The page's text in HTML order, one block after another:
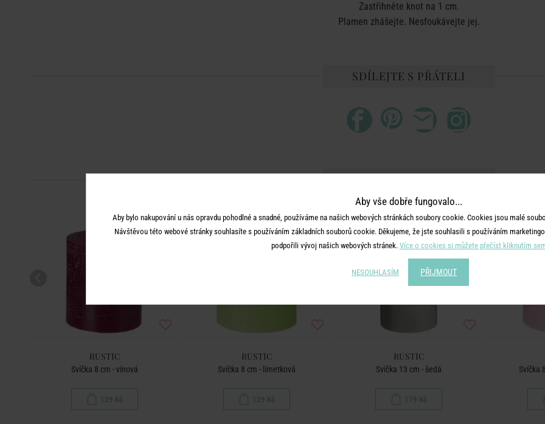
Zastřihněte knot na 1 cm.
Plamen zhášejte. Nesfoukávejte jej.
SDÍLEJTE S PŘÁTELI
RUSTIC
Svíčka 8 cm - vínová
129 Kč
RUSTIC
Svíčka 8 cm - limetková
129 Kč
RUSTIC
Svíčka 13 cm - šedá
179 Kč
Svíčka
Aby vše dobře fungovalo...
Aby bylo nakupování u nás opravdu pohodlné a snadné, používáme na našich webových stránkách soubory cookie. Cookies jsou malé
Návštěvou této webové stránky souhlasíte s používáním základních souborů cookie. Děkujeme, že jste souhlasili s používáním
podpořili vývoj našich webových stránek. Více o cookies si můžete přečíst kliknutím
NESOUHLASÍM PŘIJMOUT